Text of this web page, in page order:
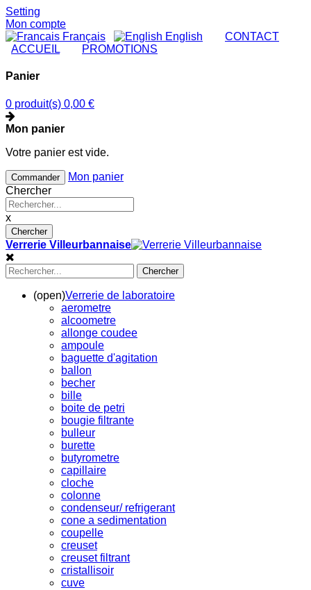
Setting
Mon compte
Français
English CONTACT
ACCUEIL
PROMOTIONS
Panier
0 produit(s) 0,00 €
Mon panier
Votre panier est vide.
Commander
Mon panier
Chercher
x
Chercher
Verrerie Villeurbannaise
Chercher
(open)Verrerie de laboratoire
aerometre
alcoometre
allonge coudee
ampoule
baguette d'agitation
ballon
becher
bille
boite de petri
bougie filtrante
bulleur
burette
butyrometre
capillaire
cloche
colonne
condenseur/ refrigerant
cone a sedimentation
coupelle
creuset
creuset filtrant
cristallisoir
cuve